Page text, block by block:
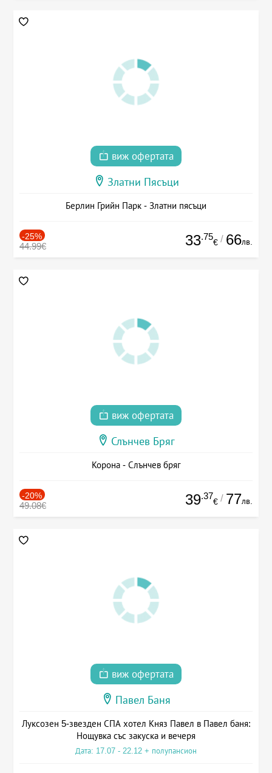
виж офертата
Златни Пясъци
Берлин Грийн Парк - Златни пясъци
-25%
44.99€ 33.75
€ / 66лв.
виж офертата
Слънчев Бряг
Корона - Слънчев бряг
-20%
49.08€ 39.37
€ / 77лв.
виж офертата
Павел Баня
Луксозен 5-звезден СПА хотел Княз Павел в Павел баня:
Нощувка със закуска и вечеря
Дата: 17.07 - 22.12 + полупансион